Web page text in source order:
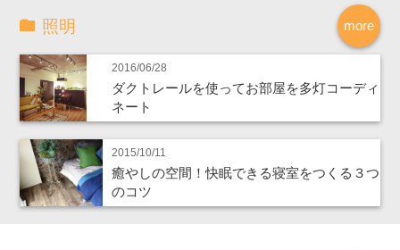
more
照明
2016/06/28
ダクトレールを使ってお部屋を多灯コーディ
ネート
2015/10/11
癒やしの空間！快眠できる寝室をつくる３つ
のコツ